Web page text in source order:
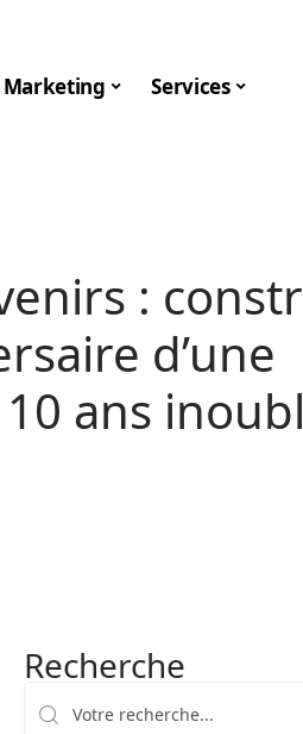
Marketing Services
:
d’une
ans
Recherche